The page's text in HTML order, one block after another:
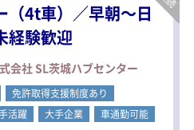
業務
城）～裾野工場（静岡）
）への飲料品輸送業務
（4t車）／早朝～日
経験歓迎
会社 SL茨城ハブセンター
免許取得支援制度あり
活躍 大手企業 車通勤可能